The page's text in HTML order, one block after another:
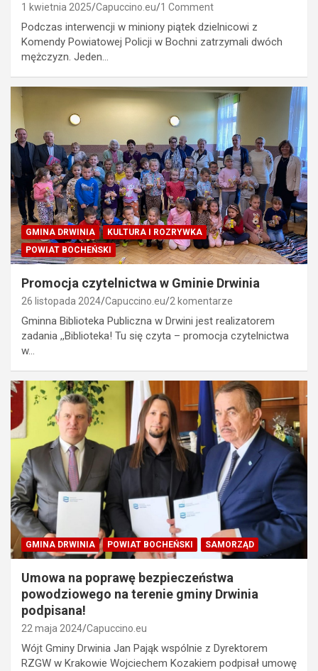
1 kwietnia 2025 Capuccino.eu 1 Comment
Podczas interwencji w miniony piątek dzielnicowi z
Komendy Powiatowej Policji w Bochni zatrzymali dwóch
mężczyzn. Jeden…
GMINA DRWINIA
KULTURA I ROZRYWKA
POWIAT BOCHEŃSKI
Promocja czytelnictwa w Gminie Drwinia
26 listopada 2024 Capuccino.eu 2 komentarze
Gminna Biblioteka Publiczna w Drwini jest realizatorem
zadania ,,Biblioteka! Tu się czyta – promocja czytelnictwa
w…
GMINA DRWINIA POWIAT BOCHEŃSKI SAMORZĄD
Umowa na poprawę bezpieczeństwa
powodziowego na terenie gminy Drwinia
podpisana!
22 maja 2024 Capuccino.eu
Wójt Gminy Drwinia Jan Pająk wspólnie z Dyrektorem
RZGW w Krakowie Wojciechem Kozakiem podpisał umowę